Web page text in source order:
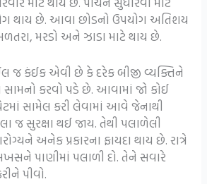
થાય છે. આવા છોડનો ઉપયોગ અતિશય
મરડો અને ઝાડા માટે થાય છે.
જ કંઈક એવી છે કે દરેક બીજી વ્યક્તિને
સામનો કરવો પડે છે. આવામાં જો કોઈ
સામેલ કરી લેવામાં આવે જેનાથી
જ સુરક્ષા થઈ જાય. તેથી પલાળેલી
અનેક પ્રકારના ફાયદા થાય છે. રાત્રે
પાણીમાં પલાળી દો. તેને સવારે
પીવો.